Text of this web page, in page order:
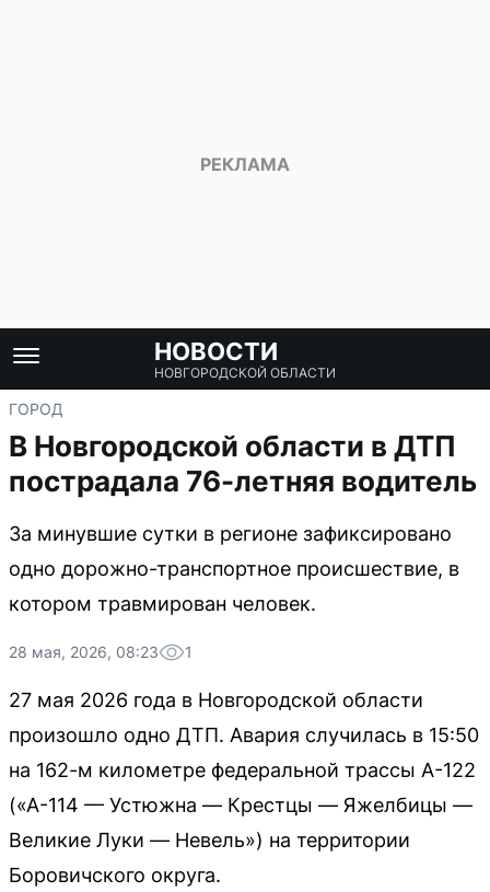
НОВОСТИ
НОВГОРОДСКОЙ ОБЛАСТИ
ГОРОД
В Новгородской области в ДТП
пострадала 76-летняя водитель
За минувшие сутки в регионе зафиксировано
одно дорожно-транспортное происшествие, в
котором травмирован человек.
28 мая, 2026, 08:23 1
27 мая 2026 года в Новгородской области
произошло одно ДТП. Авария случилась в 15:50
на 162-м километре федеральной трассы А-122
(«А-114 — Устюжна — Крестцы — Яжелбицы —
Великие Луки — Невель») на территории
Боровичского округа.